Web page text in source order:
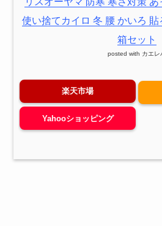
使い捨てカイロ 冬 腰 かいろ
箱セット
posted with カエレ
楽天市場
Yahooショッピング